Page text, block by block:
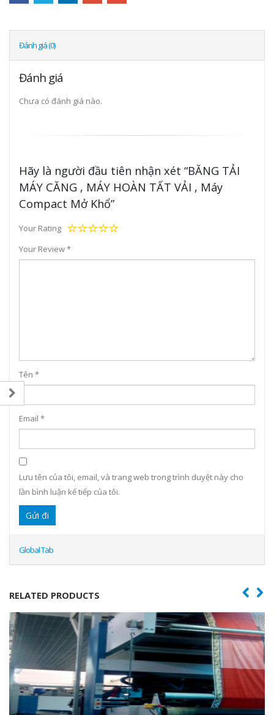
Đánh giá (0)
Đánh giá
Chưa có đánh giá nào.
Hãy là người đầu tiên nhận xét “BĂNG TẢI
MÁY CĂNG , MÁY HOÀN TẤT VẢI , Máy
Compact Mở Khổ”
Your Rating
Your Review*
Tên *
Email *
Lưu tên của tôi, email, và trang web trong trình duyệt này cho
lần bình luận kế tiếp của tôi.
Global Tab
RELATED PRODUCTS